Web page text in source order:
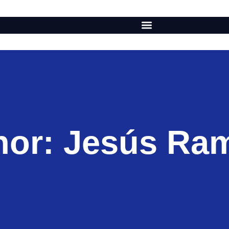
Jesús